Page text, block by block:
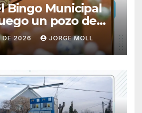
Bingo Municipal
un pozo de
DE 2026 JORGE MOLL